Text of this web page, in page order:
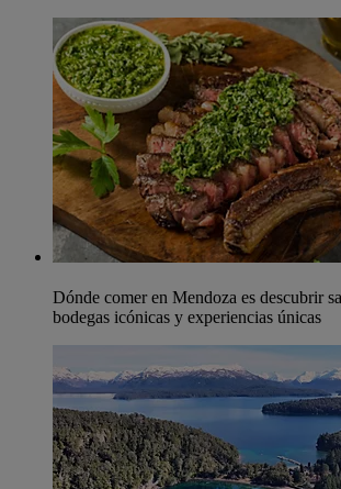
Dónde comer en Mendoza es descubrir
bodegas icónicas y experiencias únicas